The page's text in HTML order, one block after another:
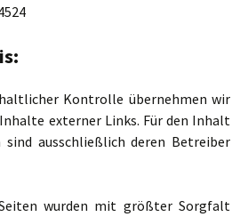
Kontrolle übernehmen wir
externer Links. Für den Inhalt
ausschließlich deren Betreiber
wurden mit größter Sorgfalt